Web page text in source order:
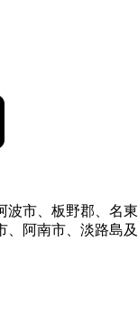
波市、板野郡、名東
、阿南市、淡路島及